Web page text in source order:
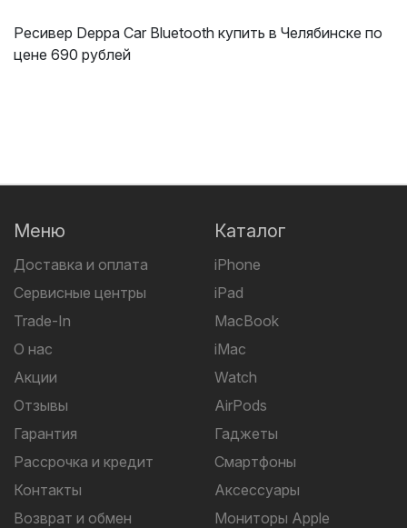
Ресивер Deppa Car Bluetooth купить в Челябинске по
цене 690 рублей
Меню
Доставка и оплата
Сервисные центры
Trade-In
О нас
Акции
Отзывы
Гарантия
Рассрочка и кредит
Контакты
Возврат и обмен
Каталог
iPhone
iPad
MacBook
iMac
Watch
AirPods
Гаджеты
Смартфоны
Аксессуары
Мониторы Apple